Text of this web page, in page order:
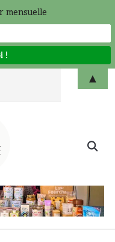
Search
mensuelle
▲